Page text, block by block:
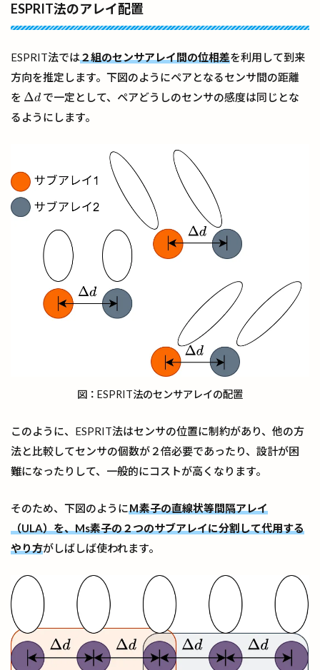
ESPRIT法のアレイ配置
ESPRIT法では２組のセンサアレイ間の位相差を利用して到来
方向を推定します。下図のようにペアとなるセンサ間の距離
を Δd
Δd で一定として、ペアどうしのセンサの感度は同じとな
るようにします。
図：ESPRIT法のセンサアレイの配置
このように、ESPRIT法はセンサの位置に制約があり、他の方
法と比較してセンサの個数が２倍必要であったり、設計が困
難になったりして、一般的にコストが高くなります。
そのため、下図のようにＭ素子の直線状等間隔アレイ
（ULA）を、Ms素子の２つのサブアレイに分割して代用する
やり方がしばしば使われます。